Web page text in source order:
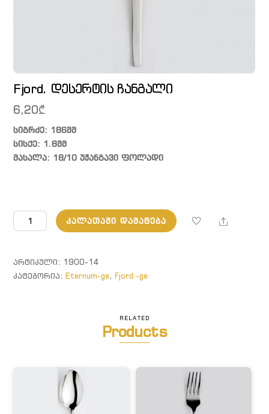
Fjord. დესერტის ჩანგალი
6,20₾
სიგრძე: 186მმ
სისქე: 1.8მმ
მასალა: 18/10 უჟანგავი ფოლადი
რაოდენობა:
Fjord.
ჩანგალი
ᲙᲐᲚᲐᲗᲐᲨᲘ ᲓᲐᲛᲐᲢᲔᲑᲐ Share
ᲐᲠᲢᲘᲙᲣᲚᲘ: 1900-14
ᲙᲐᲢᲔᲒᲝᲠᲘᲐ:Eternum-ge,Fjord.-ge
RELATED
Products